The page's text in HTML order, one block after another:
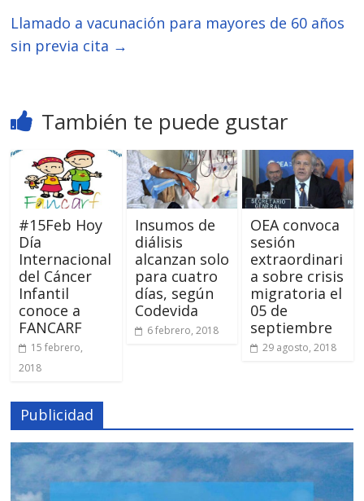
Llamado a vacunación para mayores de 60 años
sin previa cita →
También te puede gustar
#15Feb Hoy
Día
Internacional
del Cáncer
Infantil
conoce a
FANCARF
15 febrero,
2018
Insumos de
diálisis
alcanzan solo
para cuatro
días, según
Codevida
6 febrero, 2018
OEA convoca
sesión
extraordinari
a sobre crisis
migratoria el
05 de
septiembre
29 agosto, 2018
Publicidad